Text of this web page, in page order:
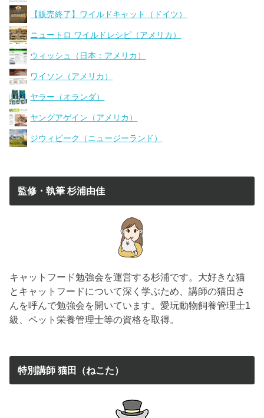
【販売終了】ワイルドキャット（ドイツ）
ニュートロ ワイルドレシピ（アメリカ）
ウィッシュ（日本：アメリカ）
ワイソン（アメリカ）
ヤラー（オランダ）
ヤングアゲイン（アメリカ）
ジウィピーク（ニュージーランド）
監修・執筆 杉浦由佳
キャットフード勉強会を運営する杉浦です。大好きな猫
とキャットフードについて深く学ぶため、講師の猫田さ
んを呼んで勉強会を開いています。愛玩動物飼養管理士1
級、ペット栄養管理士等の資格を取得。
特別講師 猫田（ねこた）